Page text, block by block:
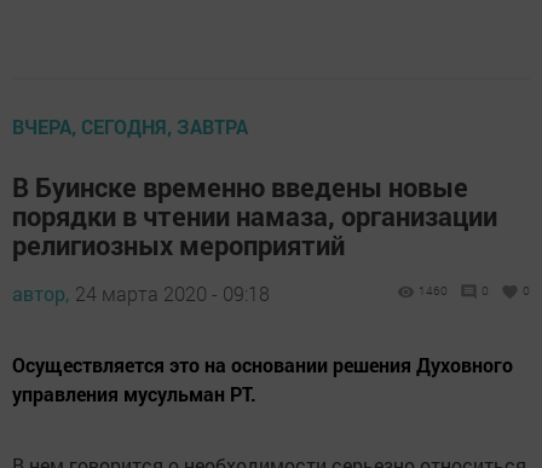
ВЧЕРА, СЕГОДНЯ, ЗАВТРА
В Буинске временно введены новые
порядки в чтении намаза, организации
религиозных мероприятий
автор, 24 марта 2020 - 09:18 1460 0 0
Осуществляется это на основании решения Духовного
управления мусульман РТ.